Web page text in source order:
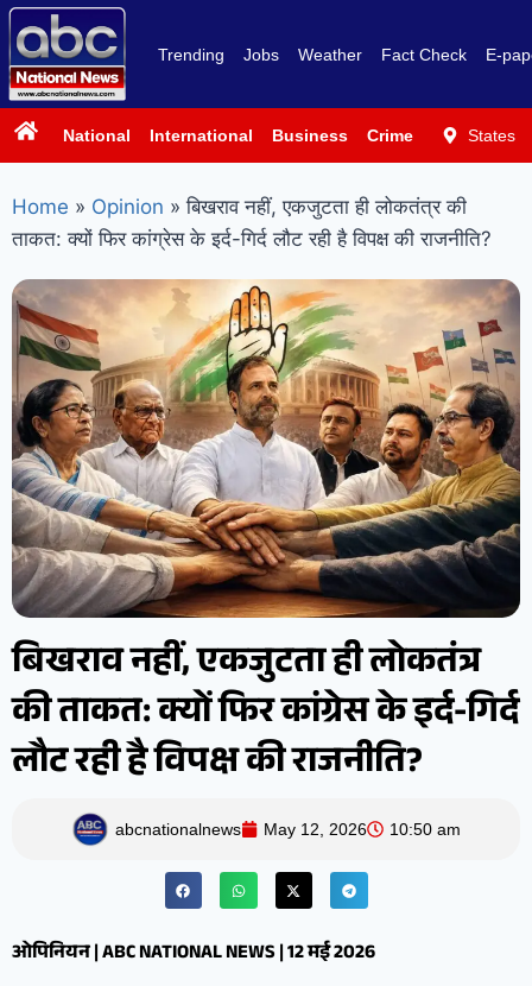
Trending Jobs Weather Fact Check E-
National International Business Crime PoliticsStates
Home » Opinion » बिखराव नहीं, एकजुटता ही लोकतंत्र की
ताकत: क्यों फिर कांग्रेस के इर्द-गिर्द लौट रही है विपक्ष की राजनीति?
बिखराव नहीं, एकजुटता ही लोकतंत्र
की ताकत: क्यों फिर कांग्रेस के इर्द-गिर्द
लौट रही है विपक्ष की राजनीति?
abcnationalnews May 12, 2026 10:50 am
ओपिनियन | ABC NATIONAL NEWS | 12 मई 2026